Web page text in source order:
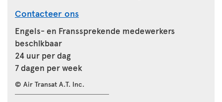
Contacteer ons
Engels- en Franssprekende medewerkers
beschikbaar
24 uur per dag
7 dagen per week
© Air Transat A.T. Inc.